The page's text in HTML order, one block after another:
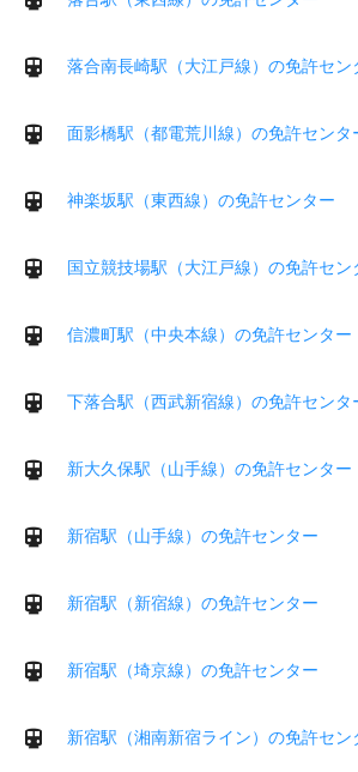
落合南長崎駅（大江戸線）の免許セン
面影橋駅（都電荒川線）の免許センタ
神楽坂駅（東西線）の免許センター
国立競技場駅（大江戸線）の免許セン
信濃町駅（中央本線）の免許センター
下落合駅（西武新宿線）の免許センタ
新大久保駅（山手線）の免許センター
新宿駅（山手線）の免許センター
新宿駅（新宿線）の免許センター
新宿駅（埼京線）の免許センター
新宿駅（湘南新宿ライン）の免許セン